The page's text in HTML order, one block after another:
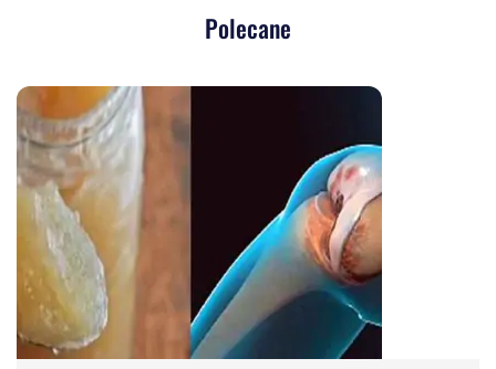
Polecane